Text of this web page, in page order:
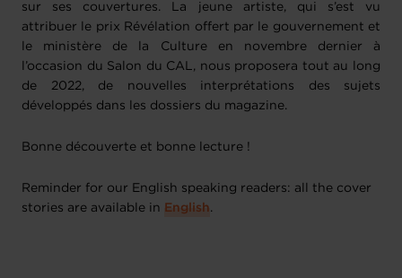
sur ses couvertures. La jeune artiste, qui s’est vu
attribuer le prix Révélation offert par le gouvernement et
le ministère de la Culture en novembre dernier à
l’occasion du Salon du CAL, nous proposera tout au long
de 2022, de nouvelles interprétations des sujets
développés dans les dossiers du magazine.
Bonne découverte et bonne lecture !
Reminder for our English speaking readers: all the cover
stories are available in
English.